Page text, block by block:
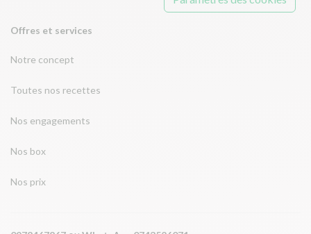
Offres et services
Notre concept
Toutes nos recettes
Nos engagements
Nos box
Nos prix